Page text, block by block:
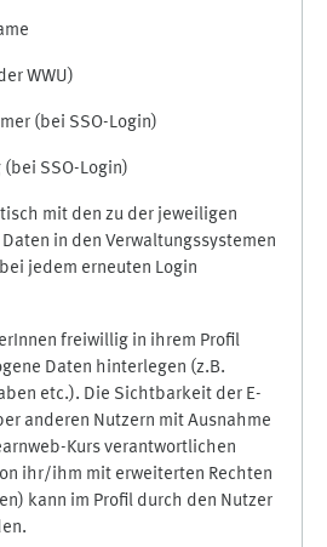
WWU)
(bei SSO-Login)
SSO-Login)
mit den zu der jeweiligen
in den Verwaltungssystemen
jedem erneuten Login
freiwillig in ihrem Profil
Daten hinterlegen (z.B.
etc.). Die Sichtbarkeit der E-
anderen Nutzern mit Ausnahme
Kurs verantwortlichen
ihr/ihm mit erweiterten Rechten
kann im Profil durch den Nutzer